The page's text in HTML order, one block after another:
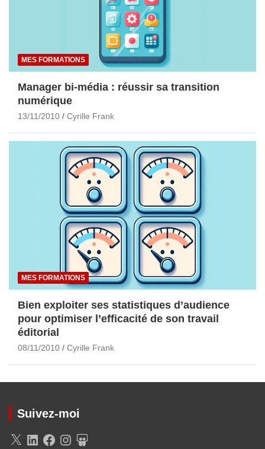
MES FORMATIONS
Manager bi-média : réussir sa transition
numérique
13/11/2010 Cyrille Frank
MES FORMATIONS
Bien exploiter ses statistiques d’audience
pour optimiser l’efficacité de son travail
éditorial
08/11/2010 Cyrille Frank
Suivez-moi
X LinkedInFacebook
InstagramSlideShare